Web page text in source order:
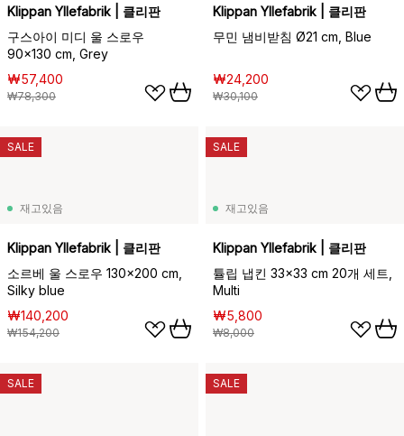
Klippan Yllefabrik | 클리판
구스아이 미디 울 스로우
90x130 cm, Grey
₩57,400
₩78,300
Klippan Yllefabrik | 클리판
무민 냄비받침 Ø21 cm, Blue
₩24,200
₩30,100
재고있음
Klippan Yllefabrik | 클리판
소르베 울 스로우 130x200 cm,
Silky blue
₩140,200
₩154,200
SALE
재고있음
Klippan Yllefabrik | 클리판
튤립 냅킨 33x33 cm 20개 세트,
Multi
₩5,800
₩8,000
SALE
SALE SALE